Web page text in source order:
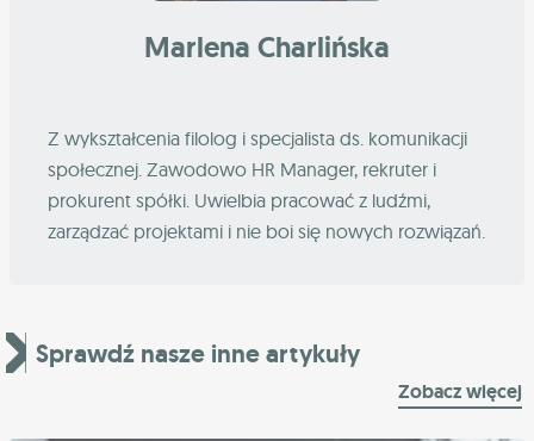
Marlena Charlińska
Z wykształcenia filolog i specjalista ds. komunikacji
społecznej. Zawodowo HR Manager, rekruter i
prokurent spółki. Uwielbia pracować z ludźmi,
zarządzać projektami i nie boi się nowych rozwiązań.
Sprawdź nasze inne artykuły
Zobacz więcej